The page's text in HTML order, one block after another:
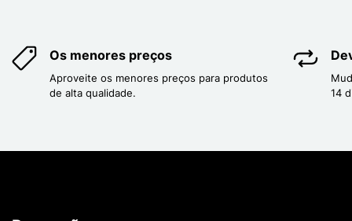
Os menores preços
Aproveite os menores preços para produtos
de alta qualidade.
14